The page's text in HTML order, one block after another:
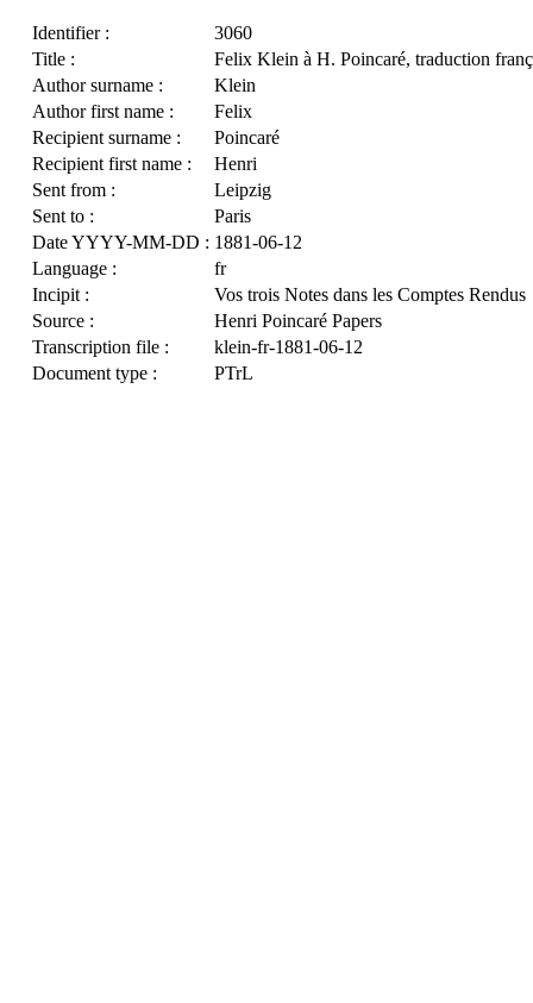
Identifier :
3060
Title :
Felix Klein à H. Poincaré, traduction
Author surname :
Klein
Author first name :
Felix
Recipient surname :
Poincaré
Recipient first name :
Henri
Sent from :
Leipzig
Sent to :
Paris
Date YYYY-MM-DD : 1881-06-12
Language :
fr
Incipit :
Vos trois Notes dans les Comptes Rendus
Source :
Henri Poincaré Papers
Transcription file :
klein-fr-1881-06-12
Document type :
PTrL